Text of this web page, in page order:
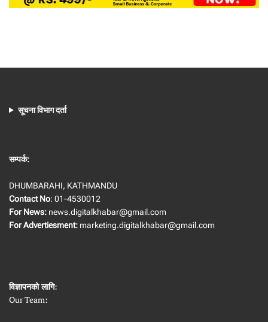
सूचना विभाग दर्ता
सम्पर्क:
DHUMBARAHI, KATHMANDU
Contact No: 01-4530012
For News: news.digitalkhabar@gmail.com
For Advertiesment: marketing.digitalkhabar@gmail.com
विज्ञापनको लागि:
Our Team: